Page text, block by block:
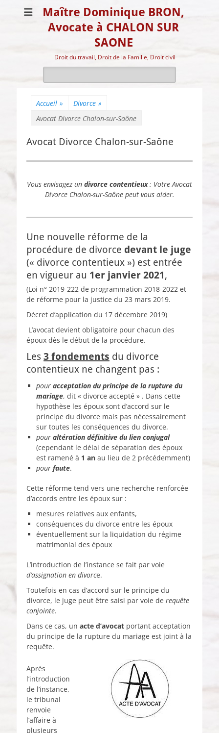
Maître Dominique BRON,
Avocate à CHALON SUR
SAONE
Droit du travail, Droit de la Famille, Droit civil
Accueil » Divorce »
Avocat Divorce Chalon-sur-Saône
Avocat Divorce Chalon-sur-Saône
Vous envisagez un divorce contentieux: Votre Avocat
Divorce Chalon-sur-Saône peut vous aider.
Une nouvelle réforme de la
procédure de divorce devant le juge
(« divorce contentieux ») est entrée
en vigueur au 1er janvier 2021,
(Loi n° 2019-222 de programmation 2018-2022 et
de réforme pour la justice du 23 mars 2019.
Décret d’application du 17 décembre 2019)
L’avocat devient obligatoire pour chacun des
époux dès le début de la procédure.
Les 3 fondements du divorce
contentieux ne changent pas :
pour acceptation du principe de la rupture du
mariage, dit « divorce accepté » . Dans cette
hypothèse les époux sont d’accord sur le
principe du divorce mais pas nécessairement
sur toutes les conséquences du divorce.
pour altération définitive du lien conjugal
(cependant le délai de séparation des époux
est ramené à 1 an au lieu de 2 précédemment)
pour faute.
Cette réforme tend vers une recherche renforcée
d’accords entre les époux sur :
mesures relatives aux enfants,
conséquences du divorce entre les époux
éventuellement sur la liquidation du régime
matrimonial des époux
L’introduction de l’instance se fait par voie
d’assignation en divorce.
Toutefois en cas d’accord sur le principe du
divorce, le juge peut être saisi par voie de requête
conjointe.
Dans ce cas, un acte d’avocat portant acceptation
du principe de la rupture du mariage est joint à la
requête.
Après
l’introduction
de l’instance,
le tribunal
renvoie
l’affaire à
plusieurs